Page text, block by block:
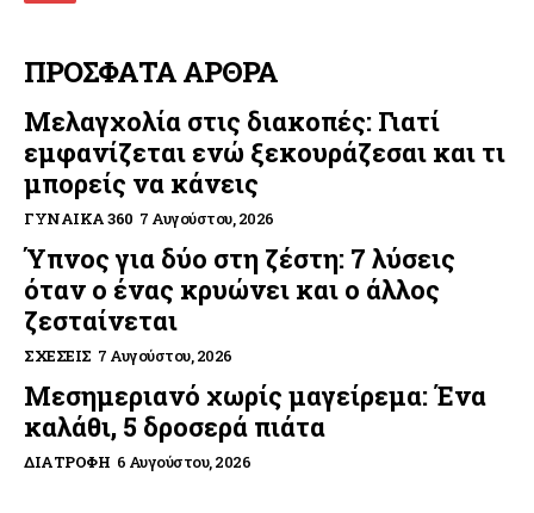
ΠΡΟΣΦΑΤΑ ΑΡΘΡΑ
Μελαγχολία στις διακοπές: Γιατί
εμφανίζεται ενώ ξεκουράζεσαι και τι
μπορείς να κάνεις
ΓΥΝΑΊΚΑ 360 7 Αυγούστου, 2026
Ύπνος για δύο στη ζέστη: 7 λύσεις
όταν ο ένας κρυώνει και ο άλλος
ζεσταίνεται
ΣΧΈΣΕΙΣ 7 Αυγούστου, 2026
Μεσημεριανό χωρίς μαγείρεμα: Ένα
καλάθι, 5 δροσερά πιάτα
ΔΙΑΤΡΟΦΉ 6 Αυγούστου, 2026